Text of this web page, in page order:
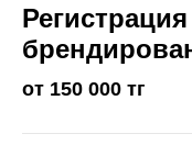
от 150 000 тг